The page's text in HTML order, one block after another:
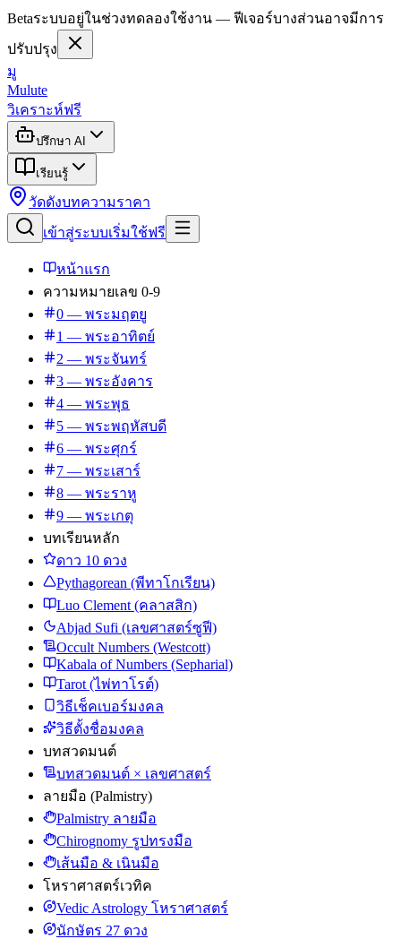
Betaระบบอยู่ในช่วงทดลองใช้งาน — ฟีเจอร์บางส่วนอาจมีการ
ปรับปรุง
มู
Mulute
วิเคราะห์ฟรี
ปรึกษา AI
เรียนรู้
วัดดังบทความราคา
เข้าสู่ระบบเริ่มใช้ฟรี
หน้าแรก
ความหมายเลข 0-9
0 — พระมฤตยู
1 — พระอาทิตย์
2 — พระจันทร์
3 — พระอังคาร
4 — พระพุธ
5 — พระพฤหัสบดี
6 — พระศุกร์
7 — พระเสาร์
8 — พระราหู
9 — พระเกตุ
บทเรียนหลัก
ดาว 10 ดวง
Pythagorean (พีทาโกเรียน)
Luo Clement (คลาสสิก)
Abjad Sufi (เลขศาสตร์ซูฟี)
Occult Numbers (Westcott)
Kabala of Numbers (Sepharial)
Tarot (ไพ่ทาโรต์)
วิธีเช็คเบอร์มงคล
วิธีตั้งชื่อมงคล
บทสวดมนต์
บทสวดมนต์ × เลขศาสตร์
ลายมือ (Palmistry)
Palmistry ลายมือ
Chirognomy รูปทรงมือ
เส้นมือ & เนินมือ
โหราศาสตร์เวทิค
Vedic Astrology โหราศาสตร์
นักษัตร 27 ดวง